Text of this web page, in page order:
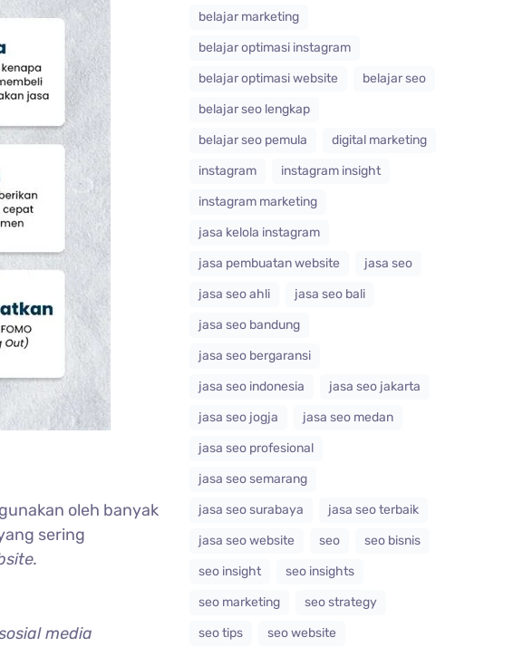
oleh banyak
sering
media
belajar marketing
belajar optimasi instagram
belajar optimasi website
belajar seo
belajar seo lengkap
belajar seo pemula
digital marketing
instagram
instagram insight
instagram marketing
jasa kelola instagram
jasa pembuatan website
jasa seo
jasa seo ahli
jasa seo bali
jasa seo bandung
jasa seo bergaransi
jasa seo indonesia
jasa seo jakarta
jasa seo jogja
jasa seo medan
jasa seo profesional
jasa seo semarang
jasa seo surabaya
jasa seo terbaik
jasa seo website
seo
seo bisnis
seo insight
seo insights
seo marketing
seo strategy
seo tips
seo website